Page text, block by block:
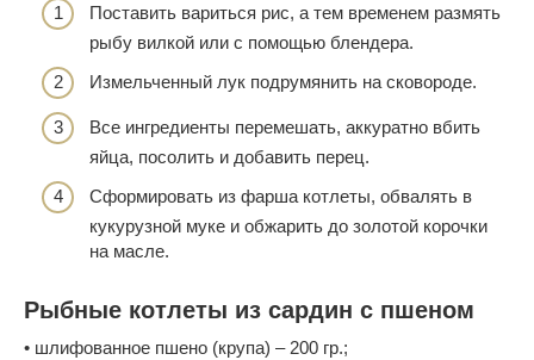
Поставить вариться рис, а тем временем размять
рыбу вилкой или с помощью блендера.
Измельченный лук подрумянить на сковороде.
Все ингредиенты перемешать, аккуратно вбить
яйца, посолить и добавить перец.
Сформировать из фарша котлеты, обвалять в
кукурузной муке и обжарить до золотой корочки
на масле.
Рыбные котлеты из сардин с пшеном
• шлифованное пшено (крупа) – 200 гр.;